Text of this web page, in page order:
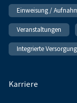
Einweisung /
Veranstaltungen
Integrierte Versorgung
Karriere